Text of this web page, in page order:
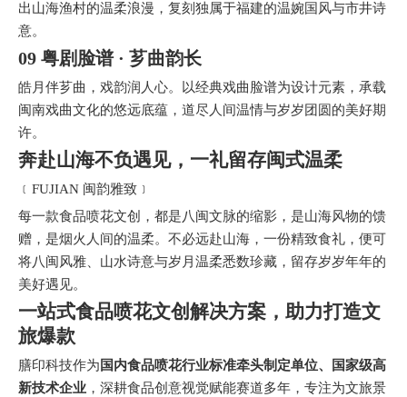
出山海渔村的温柔浪漫，复刻独属于福建的温婉国风与市井诗
意。
09 粤剧脸谱 · 芗曲韵长
皓月伴芗曲，戏韵润人心。以经典戏曲脸谱为设计元素，承载
闽南戏曲文化的悠远底蕴，道尽人间温情与岁岁团圆的美好期
许。
奔赴山海不负遇见，一礼留存闽式温柔
﹝FUJIAN 闽韵雅致﹞
每一款食品喷花文创，都是八闽文脉的缩影，是山海风物的馈
赠，是烟火人间的温柔。不必远赴山海，一份精致食礼，便可
将八闽风雅、山水诗意与岁月温柔悉数珍藏，留存岁岁年年的
美好遇见。
一站式食品喷花文创解决方案，助力打造文
旅爆款
膳印科技作为国内食品喷花行业标准牵头制定单位、国家级高
新技术企业 ，深耕食品创意视觉赋能赛道多年，专注为文旅景